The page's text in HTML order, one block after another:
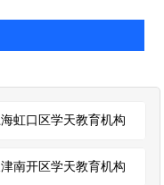
乐山 西安
海虹口区学天教育机构
南开区学天教育机构